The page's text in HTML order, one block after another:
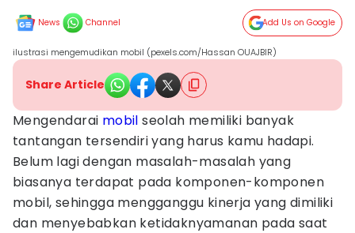
News Channel Add Us on Google
ilustrasi mengemudikan mobil (pexels.com/Hassan OUAJBIR)
Share Article
Mengendarai mobil seolah memiliki banyak
tantangan tersendiri yang harus kamu hadapi.
Belum lagi dengan masalah-masalah yang
biasanya terdapat pada komponen-komponen
mobil, sehingga mengganggu kinerja yang dimiliki
dan menyebabkan ketidaknyamanan pada saat